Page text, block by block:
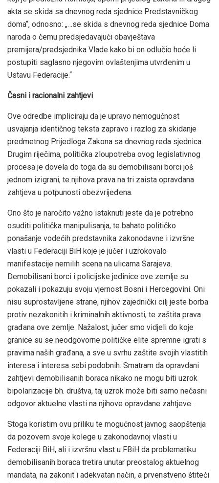
akta se skida sa dnevnog reda sjednice Predstavničkog
doma“, odnosno: „…se skida s dnevnog reda sjednice Doma
naroda o čemu predsjedavajući obavještava
premijera/predsjednika Vlade kako bi on odlučio hoće li
postupiti saglasno njegovim ovlaštenjima utvrđenim u
Ustavu Federacije.“
Časni i racionalni zahtjevi
Ove odredbe impliciraju da je upravo nemogućnost
usvajanja identičnog teksta zapravo i razlog za skidanje
predmetnog Prijedloga Zakona sa dnevnog reda sjednica.
Drugim riječima, politička zloupotreba ovog legislativnog
procesa je dovela do toga da su demobilisani borci još
jednom izigrani, te njihova prava na tri zaista opravdana
zahtjeva u potpunosti obezvrijeđena.
Ono što je naročito važno istaknuti jeste da je potrebno
osuditi politička manipulisanja, te bahato političko
ponašanje vodećih predstavnika zakonodavne i izvršne
vlasti u Federaciji BiH koje je jučer i uzrokovalo
manifestacije nemilih scena na ulicama Sarajeva.
Demobilisani borci i policijske jedinice ove zemlje su
pokazali i pokazuju svoju vjernost Bosni i Hercegovini. Oni
nisu suprostavljene strane, njihov zajednički cilj jeste borba
protiv nezakonitih i kriminalnih aktivnosti, te zaštita prava
građana ove zemlje. Nažalost, jučer smo vidjeli do koje
granice su se neodgovorne političke elite spremne igrati s
pravima naših građana, a sve u svrhu zaštite svojih vlastitih
interesa i interesa sebi podobnih. Smatram da opravdani
zahtjevi demobilisanih boraca nikako ne mogu biti uzrok
bipolarizacije bh. društva, taj uzrok može biti samo nečasni
odgovor aktuelne vlasti na njihove opravdane zahtjeve.
Stoga koristim ovu priliku te mogućnost javnog saopštenja
da pozovem svoje kolege u zakonodavnoj vlasti u
Federaciji BiH, ali i izvršnu vlast u FBiH da problematiku
demobilisanih boraca tretira unutar preostalog aktuelnog
mandata, na zakonit i adekvatan način, a prvenstveno štiteći